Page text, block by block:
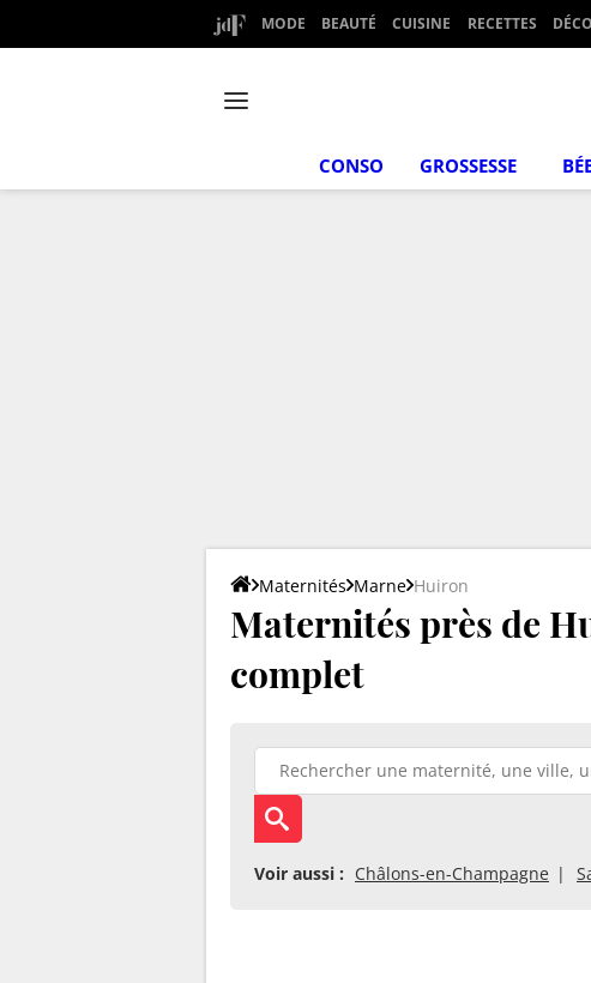
MODE BEAUTÉ CUISINE RECETTES DÉCO
CONSO GROSSESSE
Maternités Marne Huiron
Maternités près de
complet
Voir aussi : Châlons-en-Champagne